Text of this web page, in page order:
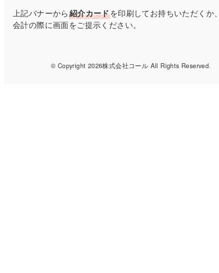
上記バナーから紹介カードを印刷してお持ちいただくか
会計の際に画面をご提示ください。
© Copyright 2026株式会社コール All Rights Reserved.